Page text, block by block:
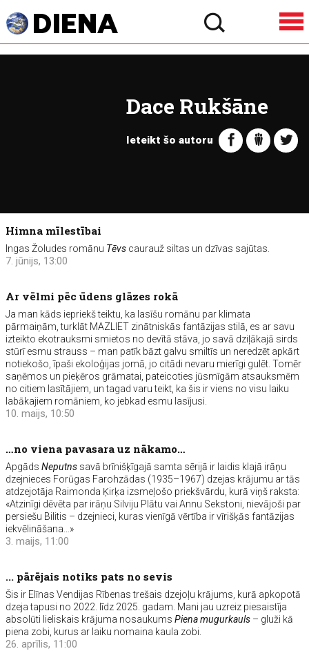
Dace Rukšāne
Ieteikt šo autoru
Himna mīlestībai
Ingas Žoludes romānu Tēvs caurauž siltas un dzīvas sajūtas.
7. jūnijs, 13:00
Ar vēlmi pēc ūdens glāzes rokā
Ja man kāds iepriekš teiktu, ka lasīšu romānu par klimata
pārmaiņām, turklāt MAZLIET zinātniskās fantāzijas stilā, es ar savu
izteikto ekotrauksmi smietos no devītā stāva, jo savā dziļākajā sirds
stūrī esmu strauss – man patīk bāzt galvu smiltīs un neredzēt apkārt
notiekošo, īpaši ekoloģijas jomā, jo citādi nevaru mierīgi gulēt. Tomēr
saņēmos un pieķēros grāmatai, pateicoties jūsmīgām atsauksmēm
no citiem lasītājiem, un tagad varu teikt, ka šis ir viens no visu laiku
labākajiem romāniem, ko jebkad esmu lasījusi.
10. maijs, 10:50
…no viena pavasara uz nākamo…
ApgādsNeputns savā brīnišķīgajā samta sērijā ir laidis klajā irāņu
dzejnieces Forūgas Farohzādas (1935–1967) dzejas krājumu ar tās
atdzejotāja Raimonda Ķirķa izsmeļošo priekšvārdu, kurā viņš raksta:
«Atzinīgi dēvēta par irāņu Silviju Plātu vai Annu Sekstoni, nievājoši par
persiešu Bilitis – dzejnieci, kuras vienīgā vērtība ir vīrišķās fantāzijas
iekvēlināšana…»
3. maijs, 11:00
... pārējais notiks pats no sevis
Šis ir Elīnas Vendijas Rībenas trešais dzejoļu krājums, kurā apkopotā
dzeja tapusi no 2022. līdz 2025. gadam. Mani jau uzreiz piesaistīja
absolūti lieliskais krājuma nosaukumsPiena mugurkauls – gluži kā
piena zobi, kurus ar laiku nomaina kaula zobi.
26. aprīlis, 11:00